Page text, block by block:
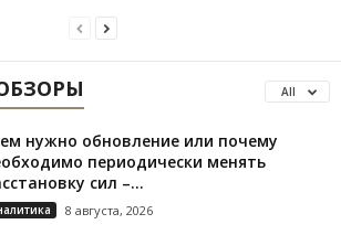
All
нужно обновление или почему
периодически менять
сил –...
8 августа, 2026